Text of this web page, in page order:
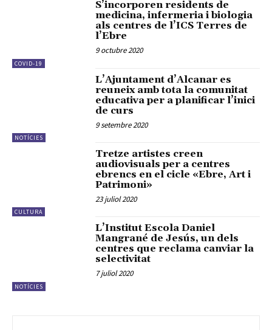
COVID-19
S’incorporen residents de
medicina, infermeria i biologia
als centres de l’ICS Terres de
l’Ebre
9 octubre 2020
NOTÍCIES
L’Ajuntament d’Alcanar es
reuneix amb tota la comunitat
educativa per a planificar l’inici
de curs
9 setembre 2020
CULTURA
Tretze artistes creen
audiovisuals per a centres
ebrencs en el cicle «Ebre, Art i
Patrimoni»
23 juliol 2020
NOTÍCIES
L’Institut Escola Daniel
Mangrané de Jesús, un dels
centres que reclama canviar la
selectivitat
7 juliol 2020